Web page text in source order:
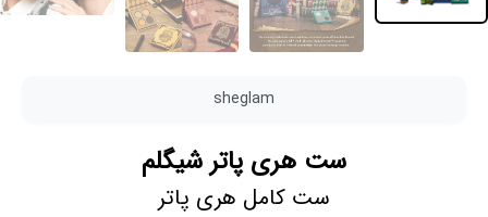
sheglam
ست هری پاتر شیگلم
ست کامل هری پاتر